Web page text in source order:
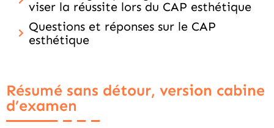
viser la réussite lors du CAP esthétique
Questions et réponses sur le CAP
esthétique
Résumé sans détour, version cabine
d’examen